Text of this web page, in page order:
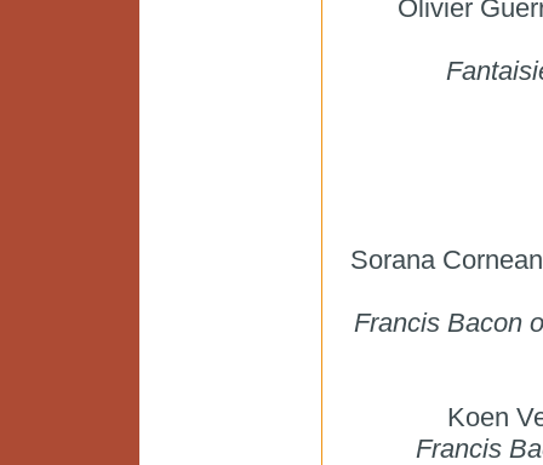
Olivier
Sorana
Francis Bacon
Koen
Francis